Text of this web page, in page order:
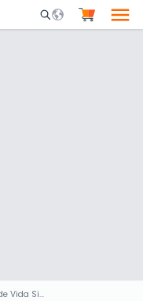
Mobile Search
Parque de Vida Silvestre de Ballarat Victoria